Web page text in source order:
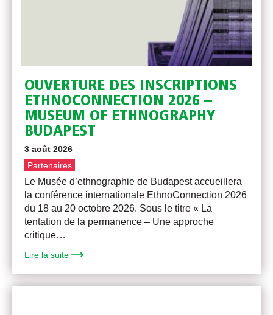
OUVERTURE DES INSCRIPTIONS
ETHNOCONNECTION 2026 –
MUSEUM OF ETHNOGRAPHY
BUDAPEST
3 août 2026
Partenaires
Le Musée d’ethnographie de Budapest accueillera
la conférence internationale EthnoConnection 2026
du 18 au 20 octobre 2026. Sous le titre « La
tentation de la permanence – Une approche
critique…
Lire la suite